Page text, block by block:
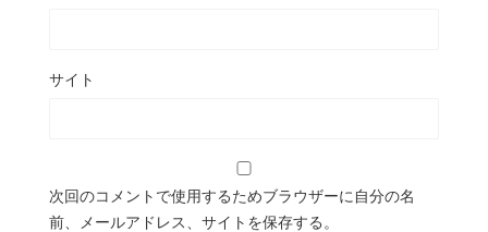
サイト
次回のコメントで使用するためブラウザーに自分の名
前、メールアドレス、サイトを保存する。